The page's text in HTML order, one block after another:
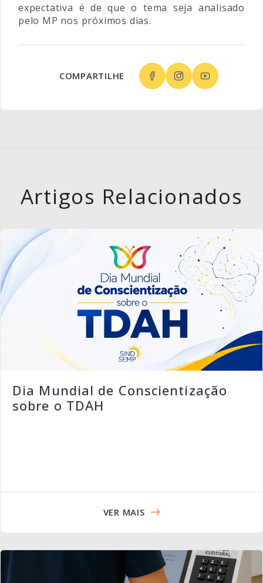
expectativa é de que o tema seja analisado
pelo MP nos próximos dias.
COMPARTILHE
Artigos Relacionados
Dia Mundial de Conscientização
sobre o TDAH
VER MAIS